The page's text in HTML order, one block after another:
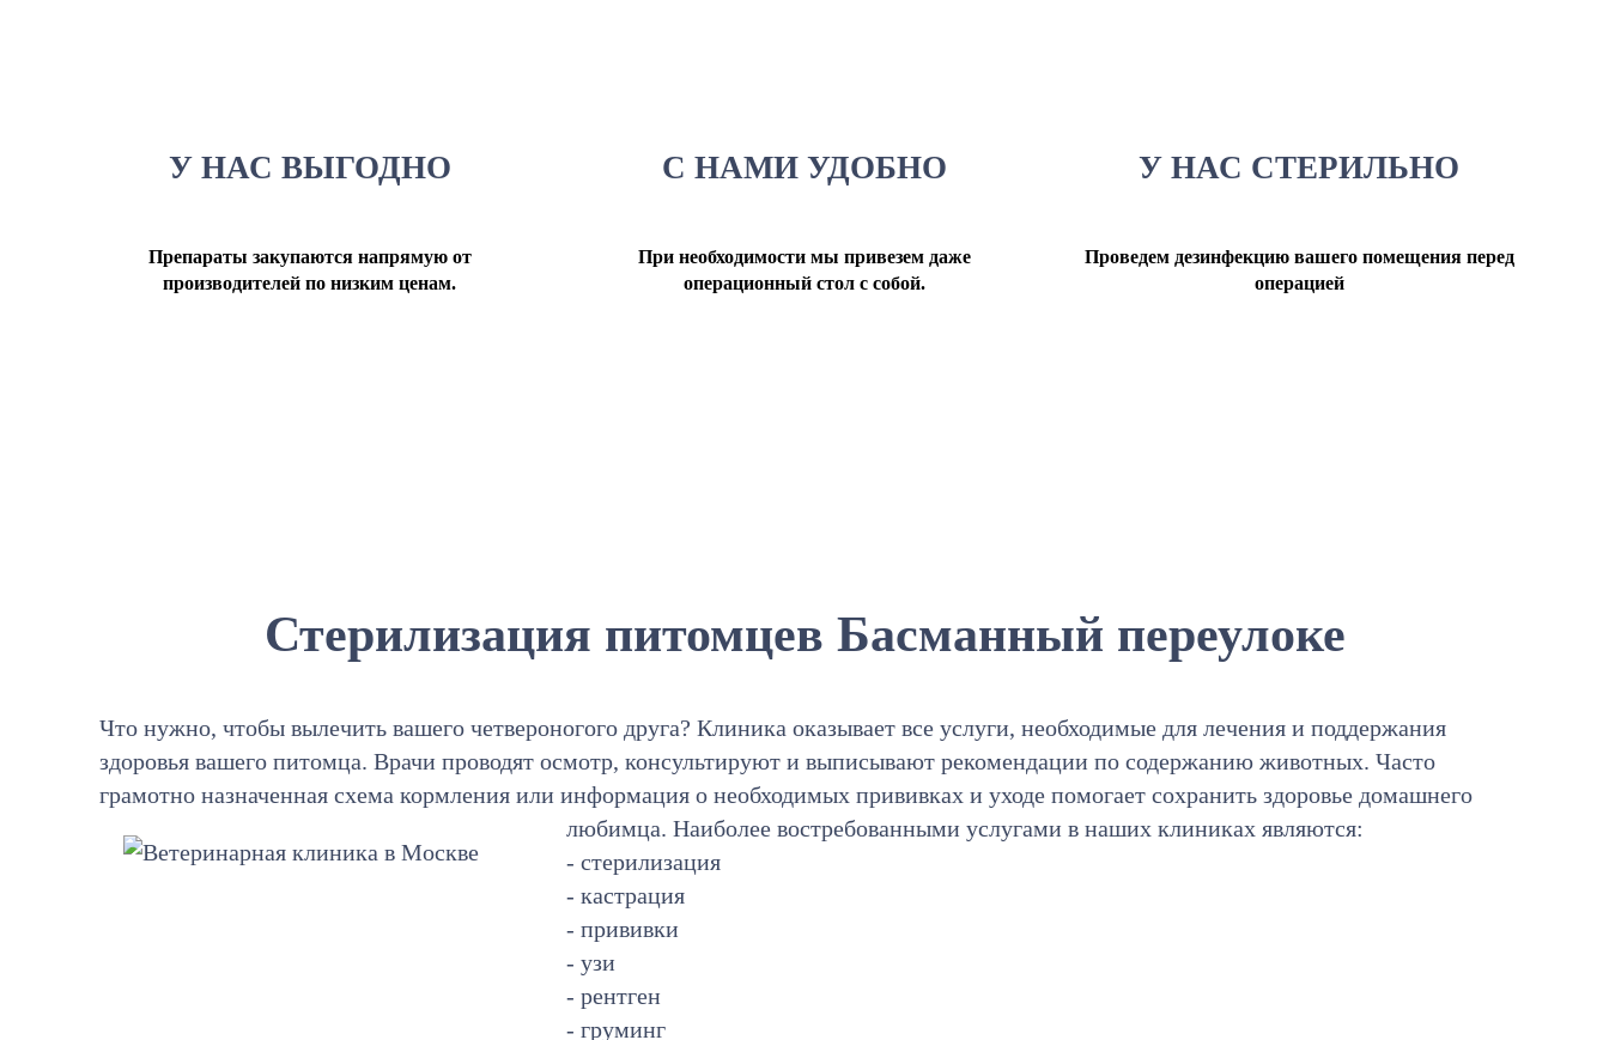
У НАС ВЫГОДНО
Препараты закупаются напрямую от
производителей по низким ценам.
С НАМИ УДОБНО
При необходимости мы привезем даже
операционный стол с собой.
У НАС СТЕРИЛЬНО
Проведем дезинфекцию вашего помещения перед
операцией
Стерилизация питомцев Басманный переулоке
Что нужно, чтобы вылечить вашего четвероногого друга? Клиника оказывает все услуги, необходимые для лечения и поддержания
здоровья вашего питомца. Врачи проводят осмотр, консультируют и выписывают рекомендации по содержанию животных. Часто
грамотно назначенная схема кормления или информация о необходимых прививках и уходе помогает сохранить здоровье домашнего
любимца. Наиболее востребованными услугами в наших клиниках являются:
- стерилизация
- кастрация
- прививки
- узи
- рентген
- груминг